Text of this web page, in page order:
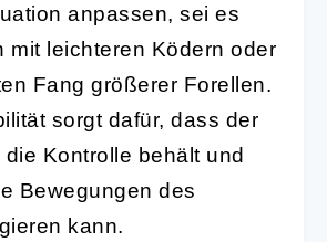
anpassen, sei es
mit leichteren Ködern oder
Fang größerer Forellen.
sorgt dafür, dass der
Kontrolle behält und
Bewegungen des
kann.